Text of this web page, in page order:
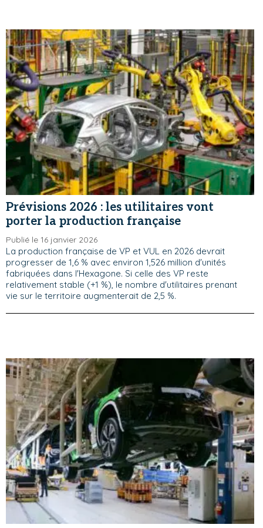
Prévisions 2026 : les utilitaires vont
porter la production française
Publié le 16 janvier 2026
La production française de VP et VUL en 2026 devrait
progresser de 1,6 % avec environ 1,526 million d'unités
fabriquées dans l'Hexagone. Si celle des VP reste
relativement stable (+1 %), le nombre d'utilitaires prenant
vie sur le territoire augmenterait de 2,5 %.